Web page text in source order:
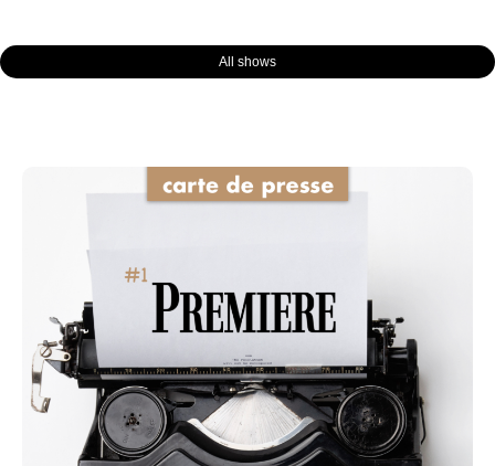
All shows
PagePagePagePagePagePage Page